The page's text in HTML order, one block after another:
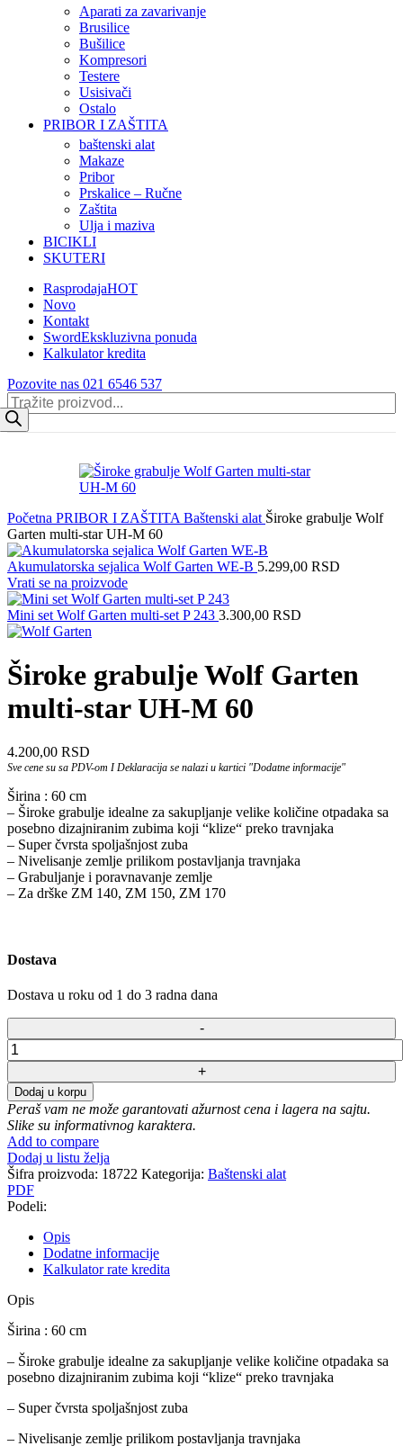
Aparati za zavarivanje
Brusilice
Bušilice
Kompresori
Testere
Usisivači
Ostalo
PRIBOR I ZAŠTITA
baštenski alat
Makaze
Pribor
Prskalice – Ručne
Zaštita
Ulja i maziva
BICIKLI
SKUTERI
RasprodajaHOT
Novo
Kontakt
SwordEkskluzivna ponuda
Kalkulator kredita
Pozovite nas 021 6546 537
Products
search
Početna PRIBOR I ZAŠTITA Baštenski alat Široke grabulje Wolf
Garten multi-star UH-M 60
Akumulatorska sejalica Wolf Garten WE-B 5.299,00 RSD
Vrati se na proizvode
Mini set Wolf Garten multi-set P 243 3.300,00 RSD
Široke grabulje Wolf Garten
multi-star UH-M 60
4.200,00 RSD
Sve cene su sa PDV-om I Deklaracija se nalazi u kartici "Dodatne informacije"
Širina : 60 cm
– Široke grabulje idealne za sakupljanje velike količine otpadaka sa
posebno dizajniranim zubima koji “klize“ preko travnjaka
– Super čvrsta spoljašnjost zuba
– Nivelisanje zemlje prilikom postavljanja travnjaka
– Grabuljanje i poravnavanje zemlje
– Za drške ZM 140, ZM 150, ZM 170
Dostava
Dostava u roku od 1 do 3 radna dana
Široke
grabulje
Wolf
Garten
multi-
star
UH-
M
60
količina
Dodaj u korpu
Peraš vam ne može garantovati ažurnost cena i lagera na sajtu.
Slike su informativnog karaktera.
Add to compare
Dodaj u listu želja
Šifra proizvoda: 18722 Kategorija: Baštenski alat
PDF
Podeli:
Opis
Dodatne informacije
Kalkulator rate kredita
Opis
Širina : 60 cm
– Široke grabulje idealne za sakupljanje velike količine otpadaka sa
posebno dizajniranim zubima koji “klize“ preko travnjaka
– Super čvrsta spoljašnjost zuba
– Nivelisanje zemlje prilikom postavljanja travnjaka